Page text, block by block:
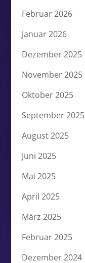
Februar 2026
Januar 2026
Dezember 2025
November 2025
Oktober 2025
September 2025
August 2025
Juni 2025
Mai 2025
April 2025
März 2025
Februar 2025
Dezember 2024